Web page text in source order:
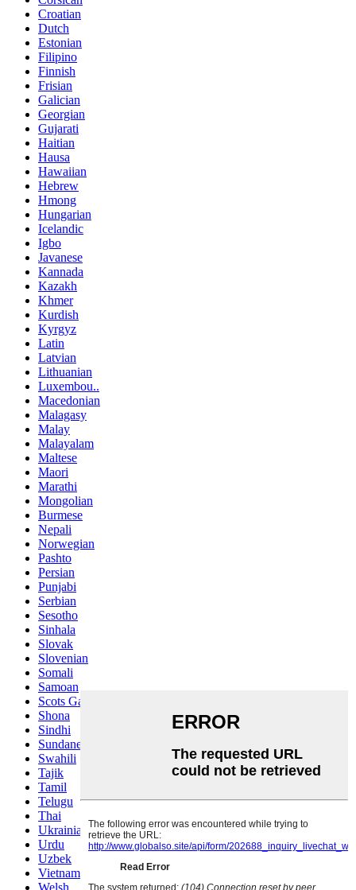
Croatian
Dutch
Estonian
Filipino
Finnish
Frisian
Galician
Georgian
Gujarati
Haitian
Hausa
Hawaiian
Hebrew
Hmong
Hungarian
Icelandic
Igbo
Javanese
Kannada
Kazakh
Khmer
Kurdish
Kyrgyz
Latin
Latvian
Lithuanian
Luxembou..
Macedonian
Malagasy
Malay
Malayalam
Maltese
Maori
Marathi
Mongolian
Burmese
Nepali
Norwegian
Pashto
Persian
Punjabi
Serbian
Sesotho
Sinhala
Slovak
Slovenian
Somali
Samoan
Scots Gaelic
Shona
Sindhi
Sundanese
Swahili
Tajik
Tamil
Telugu
Thai
Ukrainian
Urdu
Uzbek
Vietnamese